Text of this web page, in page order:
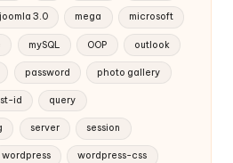
joomla 3.0 mega microsoft
mySQL OOP outlook
password photo gallery
id query
server session
wordpress wordpress-css